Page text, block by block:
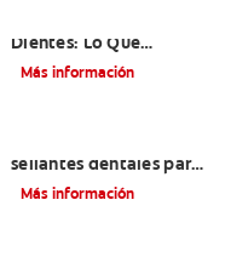
Dientes: Lo Que
Necesita Saber
Más información
sellantes dentales para
niños
Más información